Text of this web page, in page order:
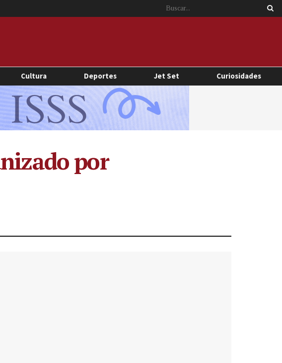
Cultura Deportes Jet Set Curiosidades
por